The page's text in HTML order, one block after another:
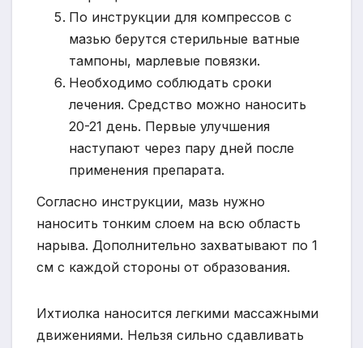
По инструкции для компрессов с
мазью берутся стерильные ватные
тампоны, марлевые повязки.
Необходимо соблюдать сроки
лечения. Средство можно наносить
20-21 день. Первые улучшения
наступают через пару дней после
применения препарата.
Согласно инструкции, мазь нужно
наносить тонким слоем на всю область
нарыва. Дополнительно захватывают по 1
см с каждой стороны от образования.
Ихтиолка наносится легкими массажными
движениями. Нельзя сильно сдавливать